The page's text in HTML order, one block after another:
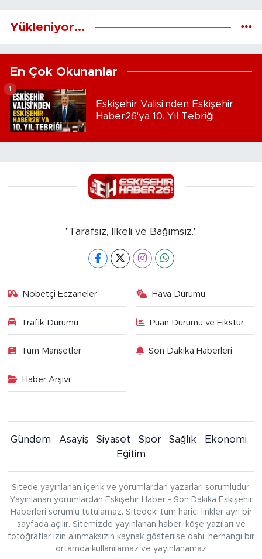
Yükleniyor...
En Çok Okunanlar
Eskişehir Valisi'nden Eskişehir
Haber26'ya 10. Yıl Tebriği
1
"Tarafsız, İlkeli ve Bağımsız."
Nöbetçi Eczaneler Hava Durumu
Trafik Durumu Puan Durumu ve Fikstür
Tüm Manşetler Son Dakika Haberleri
Haber Arşivi
Gündem Asayiş Siyaset Spor Sağlık
Ekonomi
Eğitim
Sitede yayınlanan içerik ve yorumlardan yazarları sorumludur.
Yayınlanan yorumlardan Eskişehir Haber - Son Dakika Eskişehir
Haberleri sorumlu tutulamaz. Sitedeki tüm harici linkler ayrı bir
sayfada açılır. Sitemizde yayınlanan haber, köşe yazıları ve
fotoğraflar izin alınmaksızın kaynak gösterilse dahi, herhangi bir
ortamda kullanılamaz ve yayınlanamaz